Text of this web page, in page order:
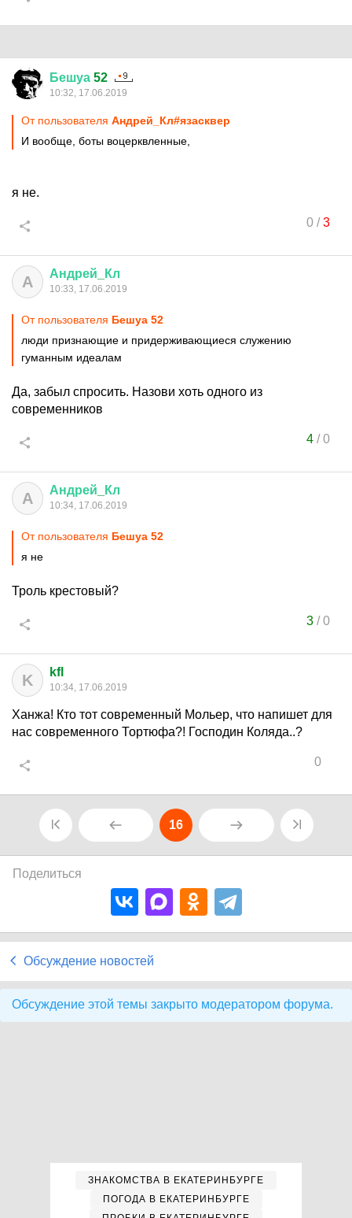
Бешуа 52
10:32, 17.06.2019
От пользователя Андрей_Кл#язасквер
И вообще, боты воцерквленные,
я не.
0/3
А Андрей Кл
10:33, 17.06.2019
От пользователя Бешуа 52
люди признающие и придерживающиеся служению
гуманным идеалам
Да, забыл спросить. Назови хоть одного из
современников
4/0
А Андрей Кл
10:34, 17.06.2019
От пользователя Бешуа 52
я не
Троль крестовый?
3/0
K kfl
10:34, 17.06.2019
Ханжа! Кто тот современный Мольер, что напишет для
нас современного Тортюфа?! Господин Коляда..?
0
16
Поделиться
Обсуждение новостей
Обсуждение этой темы закрыто модератором форума.
ЗНАКОМСТВА В ЕКАТЕРИНБУРГЕ
ПОГОДА В ЕКАТЕРИНБУРГЕ